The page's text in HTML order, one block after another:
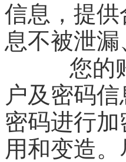
信息，提
息不被泄
您的账
户及密码
密码进行
用和变造